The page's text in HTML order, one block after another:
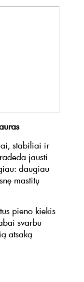
stabiliai ir
jausti
daugiau
mastitų
pieno kiekis
svarbu
atsaką